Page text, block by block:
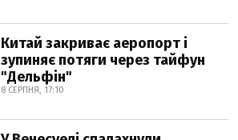
Китай закриває аеропорт і
зупиняє потяги через тайфун
"Дельфін"
8 СЕРПНЯ, 17:10